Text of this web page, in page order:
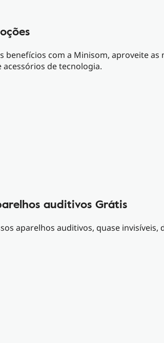
benefícios com a Minisom, aproveite
de tecnologia.
auditivos Grátis
aparelhos auditivos, quase invisíveis,